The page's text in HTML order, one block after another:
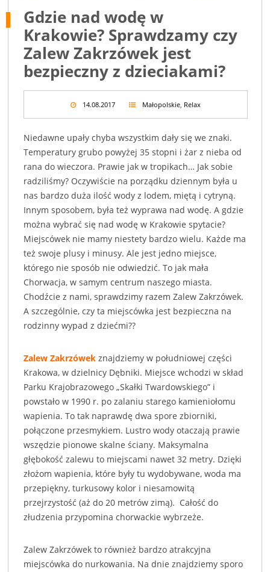
Gdzie nad wodę w
Krakowie? Sprawdzamy czy
Zalew Zakrzówek jest
bezpieczny z dzieciakami?
14.08.2017 Małopolskie, Relax
Niedawne upały chyba wszystkim dały się we znaki.
Temperatury grubo powyżej 35 stopni i żar z nieba od
rana do wieczora. Prawie jak w tropikach… Jak sobie
radziliśmy? Oczywiście na porządku dziennym była u
nas bardzo duża ilość wody z lodem, miętą i cytryną.
Innym sposobem, była też wyprawa nad wodę. A gdzie
można wybrać się nad wodę w Krakowie spytacie?
Miejscówek nie mamy niestety bardzo wielu. Każde ma
też swoje plusy i minusy. Ale jest jedno miejsce,
którego nie sposób nie odwiedzić. To jak mała
Chorwacja, w samym centrum naszego miasta.
Chodźcie z nami, sprawdzimy razem Zalew Zakrzówek.
A szczególnie, czy ta miejscówka jest bezpieczna na
rodzinny wypad z dziećmi??
Zalew Zakrzówek znajdziemy w południowej części
Krakowa, w dzielnicy Dębniki. Miejsce wchodzi w skład
Parku Krajobrazowego „Skałki Twardowskiego” i
powstało w 1990 r. po zalaniu starego kamieniołomu
wapienia. To tak naprawdę dwa spore zbiorniki,
połączone przesmykiem. Lustro wody otaczają prawie
wszędzie pionowe skalne ściany. Maksymalna
głębokość zalewu to miejscami nawet 32 metry. Dzięki
złożom wapienia, które były tu wydobywane, woda ma
przepiękny, turkusowy kolor i niesamowitą
przejrzystość (aż do 20 metrów zimą). Całość do
złudzenia przypomina chorwackie wybrzeże.
Zalew Zakrzówek to również bardzo atrakcyjna
miejscówka do nurkowania. Na dnie znajdziemy sporo